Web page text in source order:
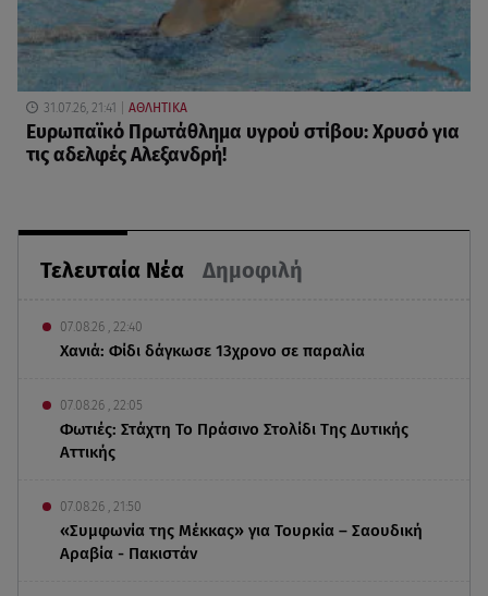
Τελευταία Νέα Δημοφιλή
07.08.26 , 22:40
Χανιά: Φίδι δάγκωσε 13χρονο σε παραλία
07.08.26 , 22:05
Φωτιές: Στάχτη Το Πράσινο Στολίδι Της Δυτικής
Αττικής
07.08.26 , 21:50
«Συμφωνία της Μέκκας» για Τουρκία – Σαουδική
Αραβία - Πακιστάν
31.07.26, 21:41 ΑΘΛΗΤΙΚΑ
Ευρωπαϊκό Πρωτάθλημα υγρού στίβου: Χρυσό για
τις αδελφές Αλεξανδρή!